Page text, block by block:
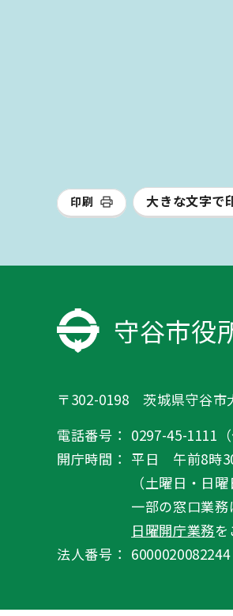
印刷 大きな文字で
守谷市役
〒302-0198 茨城県守谷市
電話番号： 0297-45-1111（
開庁時間： 平日 午前8時
（土曜日・日
一部の窓口業務
日曜開庁業務を
法人番号： 6000020082244